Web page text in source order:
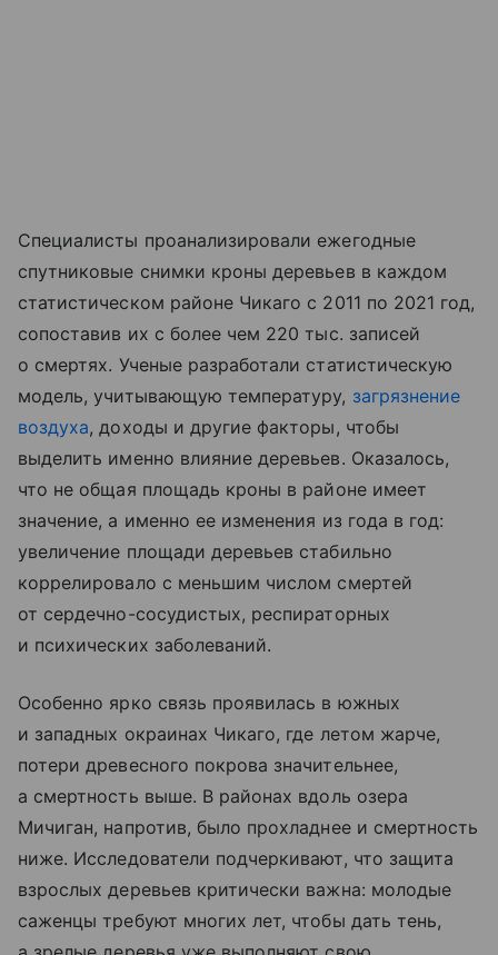
Специалисты проанализировали ежегодные
спутниковые снимки кроны деревьев в каждом
статистическом районе Чикаго с 2011 по 2021 год,
сопоставив их с более чем 220 тыс. записей
о смертях. Ученые разработали статистическую
модель, учитывающую температуру, загрязнение
воздуха, доходы и другие факторы, чтобы
выделить именно влияние деревьев. Оказалось,
что не общая площадь кроны в районе имеет
значение, а именно ее изменения из года в год:
увеличение площади деревьев стабильно
коррелировало с меньшим числом смертей
от сердечно-сосудистых, респираторных
и психических заболеваний.
Особенно ярко связь проявилась в южных
и западных окраинах Чикаго, где летом жарче,
потери древесного покрова значительнее,
а смертность выше. В районах вдоль озера
Мичиган, напротив, было прохладнее и смертность
ниже. Исследователи подчеркивают, что защита
взрослых деревьев критически важна: молодые
саженцы требуют многих лет, чтобы дать тень,